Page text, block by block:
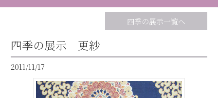
四季の展示一覧へ
四季の展示 更紗
2011/11/17